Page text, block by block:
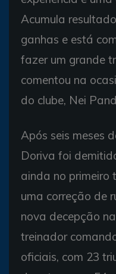
Acumula
ganhas e está
fazer um grande
comentou na
do clube, Nei
Após seis meses
Doriva foi
ainda no primeiro
uma correção de
nova decepção
treinador
oficiais, com 23